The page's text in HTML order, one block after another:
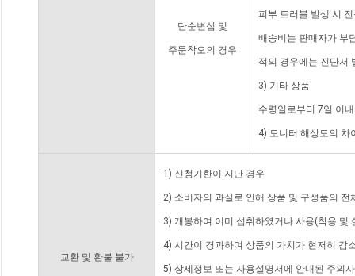
단순변심 및
주문착오의 경우
피부 트러블 발생 시
배송비는 판매자가 부
적의 경우에는 진단서
3) 기타 상품
수령일로부터 7일 이
4) 모니터 해상도의 차
교환 및 환불 불가
1) 신청기한이 지난 경우
2) 소비자의 과실로 인해 상품 및 구성품의
3) 개봉하여 이미 섭취하였거나 사용(착용 및
4) 시간이 경과하여 상품의 가치가 현저히 감
5) 상세정보 또는 사용설명서에 안내된 주의